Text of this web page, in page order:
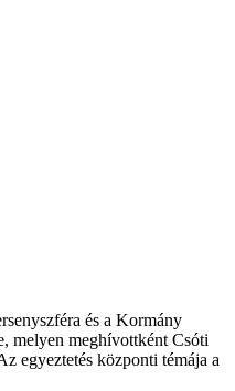
és a Kormány
melyen meghívottként Csóti
egyeztetés központi témája a